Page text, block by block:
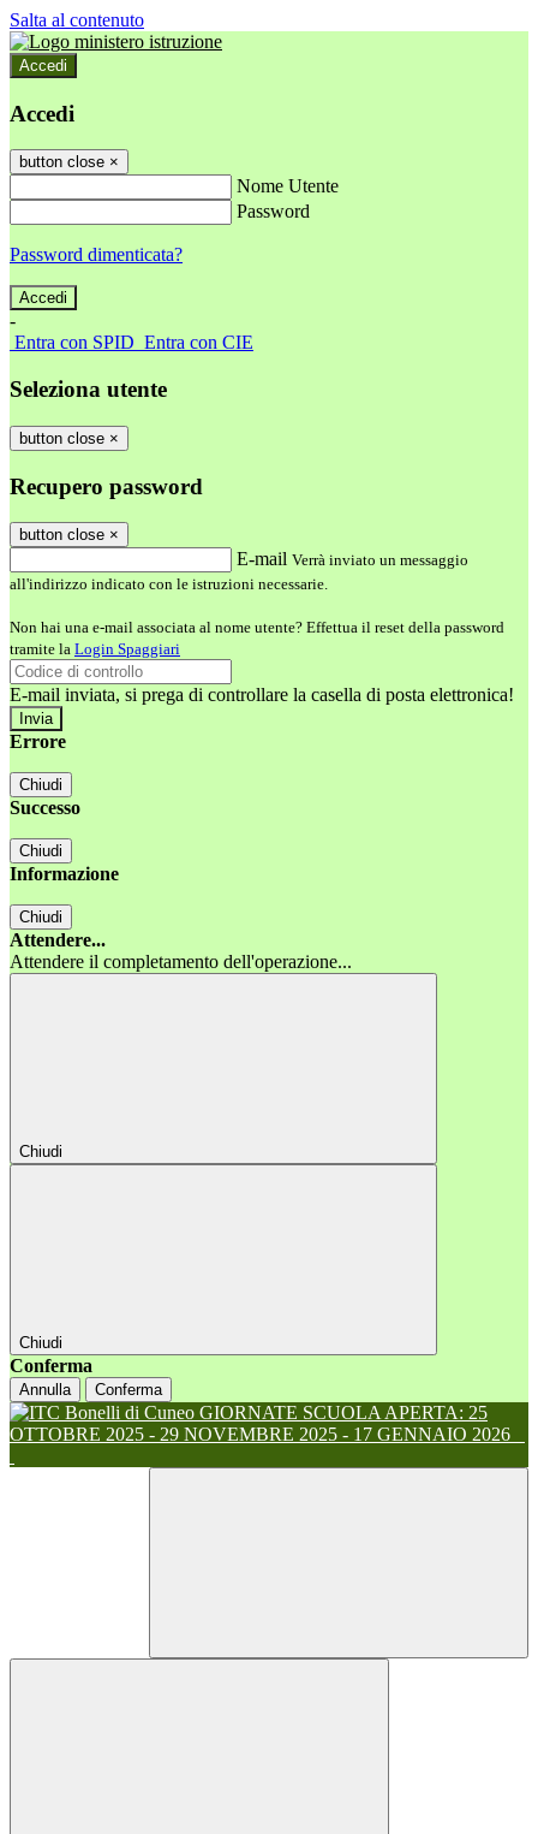
Salta al contenuto
Accedi
Accedi
button close ×
Nome Utente
Password
Password dimenticata?
-
Entra con SPID Entra con CIE
Seleziona utente
button close ×
Recupero password
button close ×
E-mail Verrà inviato un messaggio
all'indirizzo indicato con le istruzioni necessarie.
Non hai una e-mail associata al nome utente? Effettua il reset della password
tramite la Login Spaggiari
E-mail inviata, si prega di controllare la casella di posta elettronica!
Errore
Chiudi
Successo
Chiudi
Informazione
Chiudi
Attendere...
Attendere il completamento dell'operazione...
Chiudi
Chiudi
Conferma
Annulla Conferma
GIORNATE SCUOLA APERTA: 25
OTTOBRE 2025 - 29 NOVEMBRE 2025 - 17 GENNAIO 2026